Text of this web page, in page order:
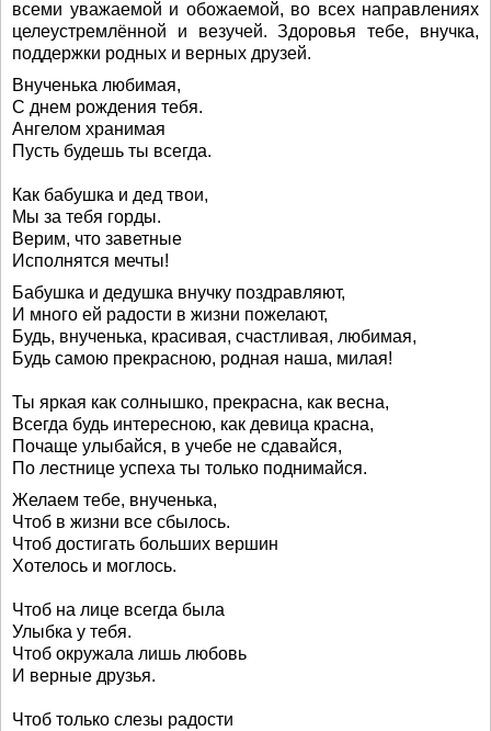
всеми уважаемой и обожаемой, во всех направлениях
целеустремлённой и везучей. Здоровья тебе, внучка,
поддержки родных и верных друзей.
Внученька любимая,
С днем рождения тебя.
Ангелом хранимая
Пусть будешь ты всегда.
Как бабушка и дед твои,
Мы за тебя горды.
Верим, что заветные
Исполнятся мечты!
Бабушка и дедушка внучку поздравляют,
И много ей радости в жизни пожелают,
Будь, внученька, красивая, счастливая, любимая,
Будь самою прекрасною, родная наша, милая!
Ты яркая как солнышко, прекрасна, как весна,
Всегда будь интересною, как девица красна,
Почаще улыбайся, в учебе не сдавайся,
По лестнице успеха ты только поднимайся.
Желаем тебе, внученька,
Чтоб в жизни все сбылось.
Чтоб достигать больших вершин
Хотелось и моглось.
Чтоб на лице всегда была
Улыбка у тебя.
Чтоб окружала лишь любовь
И верные друзья.
Чтоб только слезы радости